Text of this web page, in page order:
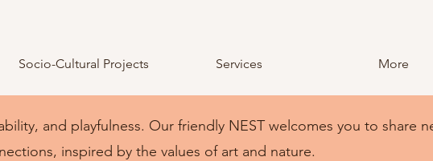
Socio-Cultural Projects Services More
and playfulness. Our friendly NEST welcomes you to share
inspired by the values of art and nature.